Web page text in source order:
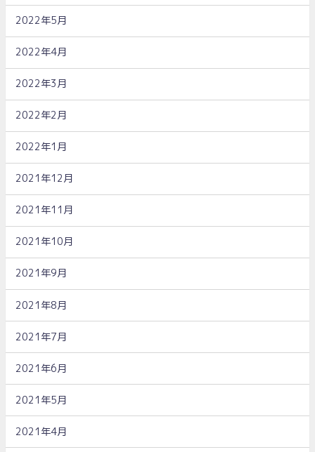
2022年5月
2022年4月
2022年3月
2022年2月
2022年1月
2021年12月
2021年11月
2021年10月
2021年9月
2021年8月
2021年7月
2021年6月
2021年5月
2021年4月